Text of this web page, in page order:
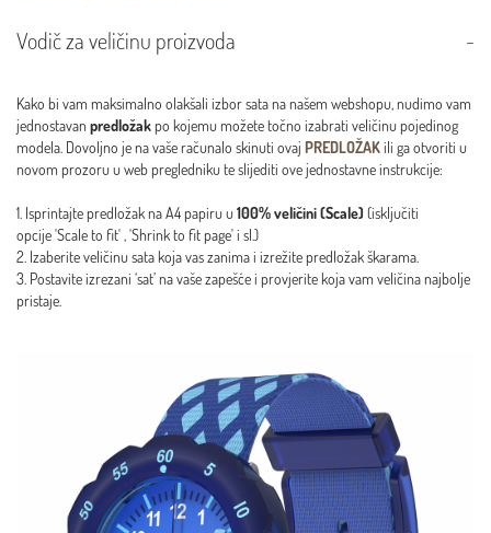
Vodič za veličinu proizvoda
Kako bi vam maksimalno olakšali izbor sata na našem webshopu, nudimo vam
jednostavan predložakpo kojemu možete točno izabrati veličinu pojedinog
modela. Dovoljno je na vaše računalo skinuti ovaj PREDLOŽAKili ga otvoriti u
novom prozoru u web pregledniku te slijediti ove jednostavne instrukcije:
1. Isprintajte predložak na A4 papiru u100% veličini (Scale) (isključiti
opcije 'Scale to fit' , 'Shrink to fit page' i sl.)
2. Izaberite veličinu sata koja vas zanima i izrežite predložak škarama.
3. Postavite izrezani ‘sat’ na vaše zapešće i provjerite koja vam veličina najbolje
pristaje.